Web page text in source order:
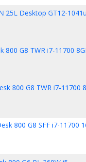
25L Desktop GT12-
800 G8 TWR i7-11700
800 G8 TWR i7-11700
800 G8 SFF i7-11700